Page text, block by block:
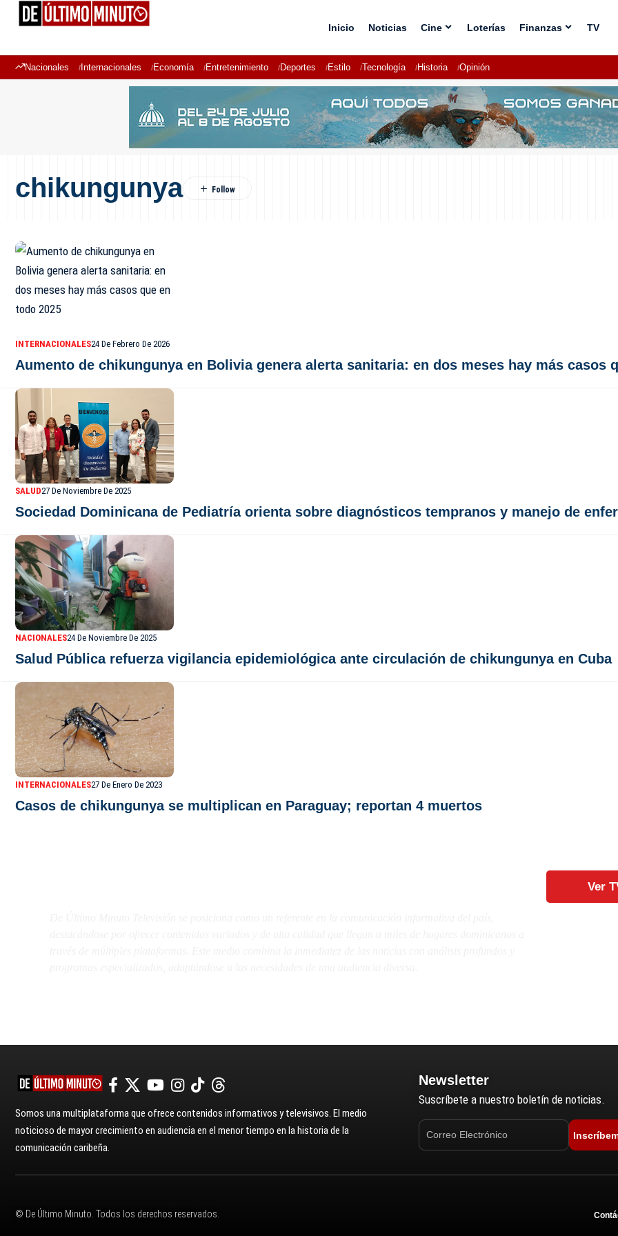
Inicio Noticias Cine Loterías Finanzas TV
Nacionales Internacionales Economía Entretenimiento Deportes Estilo Tecnología Historia Opinión
chikungunya
INTERNACIONALES24 De Febrero De 2026
Aumento de chikungunya en Bolivia genera alerta sanitaria: en dos meses hay más casos
SALUD27 De Noviembre De 2025
Sociedad Dominicana de Pediatría orienta sobre diagnósticos tempranos y manejo de
NACIONALES24 De Noviembre De 2025
Salud Pública refuerza vigilancia epidemiológica ante circulación de chikungunya en Cuba
INTERNACIONALES27 De Enero De 2023
Casos de chikungunya se multiplican en Paraguay; reportan 4 muertos
Ver
Somos una multiplataforma que ofrece contenidos informativos y televisivos. El medio
noticioso de mayor crecimiento en audiencia en el menor tiempo en la historia de la
comunicación caribeña.
Newsletter
Suscríbete a nuestro boletín de noticias.
© De Último Minuto. Todos los derechos reservados.